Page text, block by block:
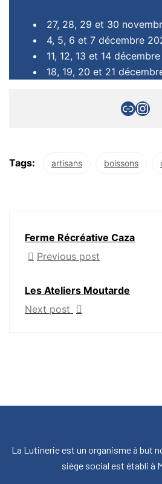
27, 28, 29 et 30
4, 5, 6 et 7 décembre
11, 12, 13 et 14
18, 19, 20 et 21
Tags: artisans boissons
Ferme Récréative Caza
Previous post
Les Ateliers Moutarde
Next post
La Lutinerie est un organisme à but
siège social est établi à